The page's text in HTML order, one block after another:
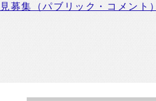
募集（パブリック・コメント）